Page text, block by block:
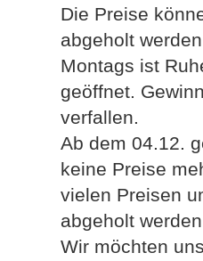
Die Preise
abgeholt
Montags ist
geöffnet.
verfallen.
Ab dem 04.12.
keine Preise
vielen Preisen
abgeholt
Wir möchten